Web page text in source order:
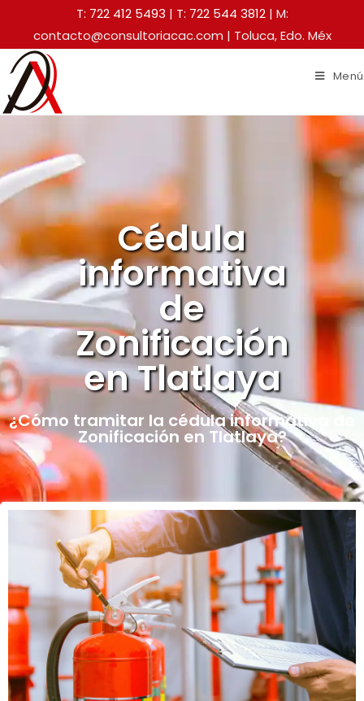
T: 722 412 5493 | T: 722 544 3812| M:
contacto@consultoriacac.com | Toluca, Edo. Méx
Menú
Cédula
informativa
de
Zonificación
en Tlatlaya
¿Cómo tramitar la cédula informativa de
Zonificación en Tlatlaya?